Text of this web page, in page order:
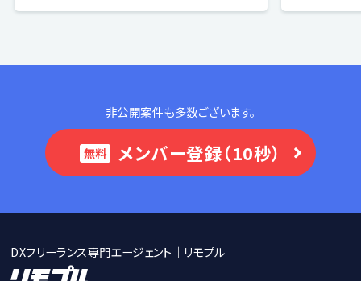
非公開案件も多数ございます。
無料 メンバー登録（10秒）
DXフリーランス専門エージェント｜リモプル